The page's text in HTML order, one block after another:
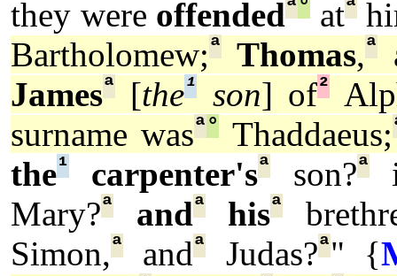
they were offendedª° atª
Bartholomew;ª Thomas,ª
Jamesª [the¹ son] of²
surname wasª° Thaddaeus;
the¹ carpenter'sª son?ª
Mary?ª andªhisª
Simon,ª andª Judas?ª" {